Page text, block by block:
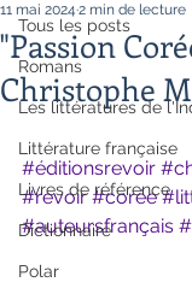
Tous les posts
Romans
Les littératures de
Littérature française
Livres de référence
Dictionnaire
Polar
"Passion
Christophe
11 mai 2024 2 min de lecture
#éditionsrevoir
#revoir #corée
#auteursfrançais